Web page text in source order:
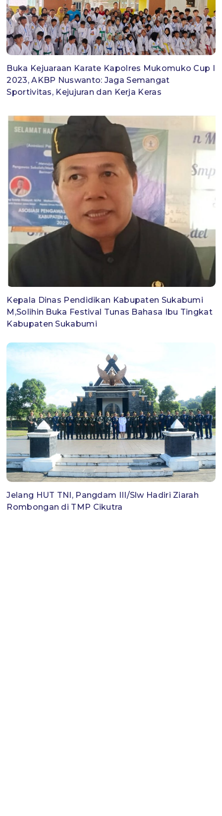
Buka Kejuaraan Karate Kapolres Mukomuko Cup I
2023, AKBP Nuswanto: Jaga Semangat
Sportivitas, Kejujuran dan Kerja Keras
Kepala Dinas Pendidikan Kabupaten Sukabumi
M,Solihin Buka Festival Tunas Bahasa Ibu Tingkat
Kabupaten Sukabumi
Jelang HUT TNI, Pangdam III/Slw Hadiri Ziarah
Rombongan di TMP Cikutra